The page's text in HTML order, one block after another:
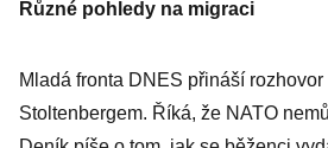
Různé pohledy na migraci
Mladá fronta DNES přináší rozhovor
Stoltenbergem. Říká, že NATO